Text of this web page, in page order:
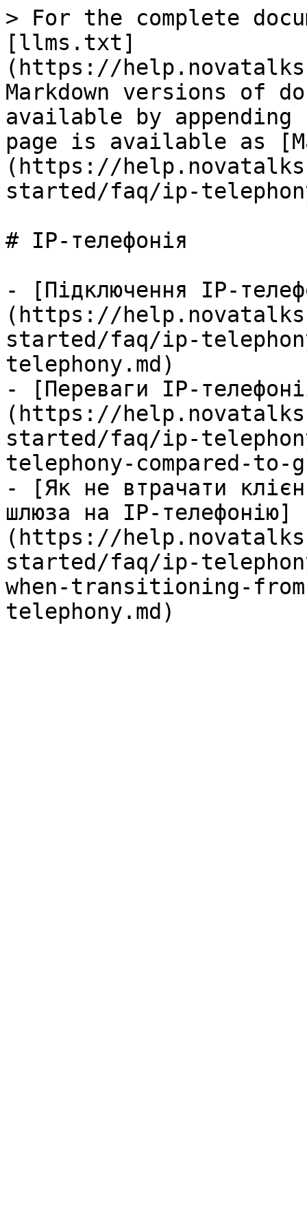
> For the complete
[llms.txt]
(https://
Markdown versions of
available by
page is available as
(https://
started/faq/ip-
# IP-телефонія
- [Підключення IP-
(https://
started/faq/ip-
telephony.md)
- [Переваги IP-
(https://
started/faq/ip-
telephony-compared-to-
- [Як не втрачати
шлюза на IP-телефонію]
(https://
started/faq/ip-
when-transitioning-